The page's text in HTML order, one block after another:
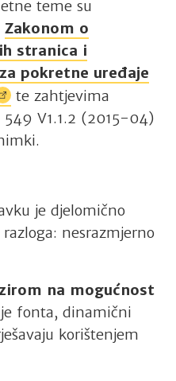
teme su
Zakonom o
stranica i
pokretne uređaje
te zahtjevima
549 V1.1.2 (2015-04)
je djelomično
nesrazmjerno
na mogućnost
fonta, dinamični
korištenjem